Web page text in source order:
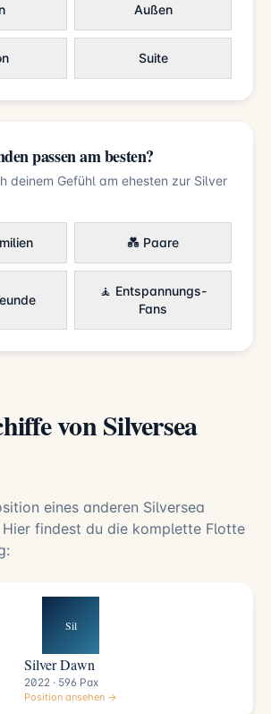
Außen
Suite
passen am besten?
deinem Gefühl am ehesten zur Silver
💑 Paare
🧘 Entspannungs-
Fans
von Silversea
eines anderen Silversea
Hier findest du die komplette Flotte
Sil
Silver Dawn
2022 · 596 Pax
Position ansehen →